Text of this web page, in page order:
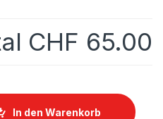
CHF 65.00
nach wunsch quantity
In den Warenkorb